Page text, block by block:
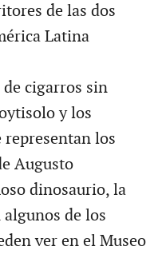
de las dos
Latina
cigarros sin
y los
representan los
Augusto
dinosaurio, la
de los
ver en el Museo